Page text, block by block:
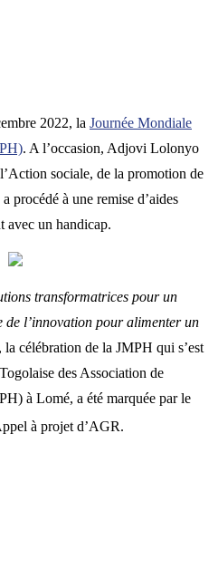
2022, la Journée Mondiale
. A l’occasion, Adjovi Lolonyo
sociale, de la promotion de
procédé à une remise d’aides
avec un handicap.
transformatrices pour un
l’innovation pour alimenter un
, la célébration de la JMPH qui s’est
des Association de
à Lomé, a été marquée par le
à projet d’AGR.